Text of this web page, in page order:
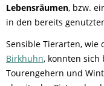
Lebensräumen, bzw.
in den bereits
Sensible Tierarten, wie
Birkhuhn, konnten sich
Tourengehern und